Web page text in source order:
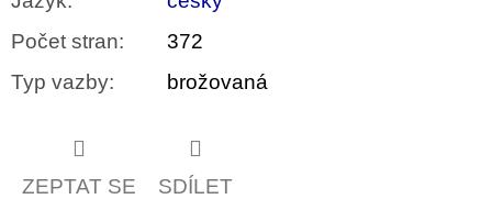
Počet stran:
372
Typ vazby: brožovaná
ZEPTAT SE SDÍLET